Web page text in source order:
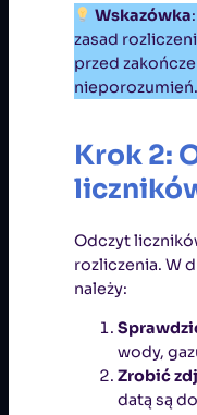
Wskazówka
zasad
przed
nieporozumień.
Krok 2:
Odczyt
rozliczenia. W
należy:
wody,
Zrobić
datą są